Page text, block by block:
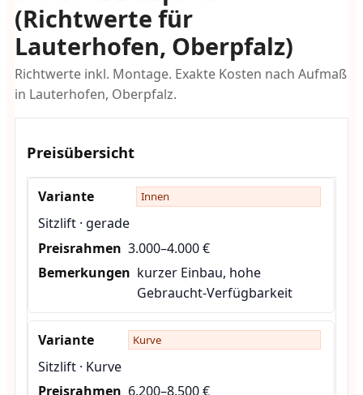
(Richtwerte für
Lauterhofen, Oberpfalz)
Richtwerte inkl. Montage. Exakte Kosten nach Aufmaß
in Lauterhofen, Oberpfalz.
Preisübersicht
Innen
Sitzlift · gerade
3.000–4.000 €
kurzer Einbau, hohe
Gebraucht-Verfügbarkeit
Kurve
Sitzlift · Kurve
6.200–8.500 €